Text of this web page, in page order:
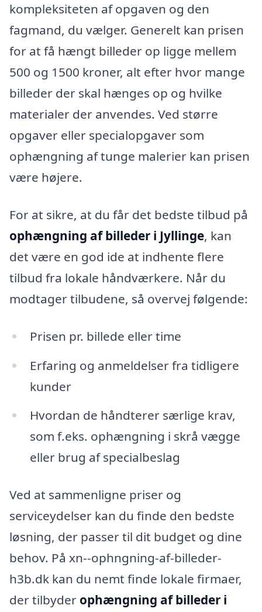
kompleksiteten af opgaven og den
fagmand, du vælger. Generelt kan prisen
for at få hængt billeder op ligge mellem
500 og 1500 kroner, alt efter hvor mange
billeder der skal hænges op og hvilke
materialer der anvendes. Ved større
opgaver eller specialopgaver som
ophængning af tunge malerier kan prisen
være højere.
For at sikre, at du får det bedste tilbud på
ophængning af billeder i Jyllinge, kan
det være en god ide at indhente flere
tilbud fra lokale håndværkere. Når du
modtager tilbudene, så overvej følgende:
Prisen pr. billede eller time
Erfaring og anmeldelser fra tidligere
kunder
Hvordan de håndterer særlige krav,
som f.eks. ophængning i skrå vægge
eller brug af specialbeslag
Ved at sammenligne priser og
serviceydelser kan du finde den bedste
løsning, der passer til dit budget og dine
behov. På xn--ophngning-af-billeder-
h3b.dk kan du nemt finde lokale firmaer,
der tilbyder ophængning af billeder i